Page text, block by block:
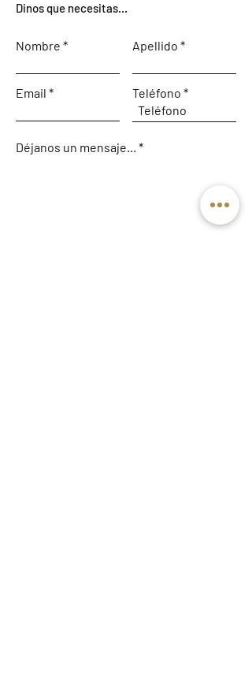
Dinos que necesitas...
Nombre Apellido
Email Teléfono
Déjanos un mensaje...